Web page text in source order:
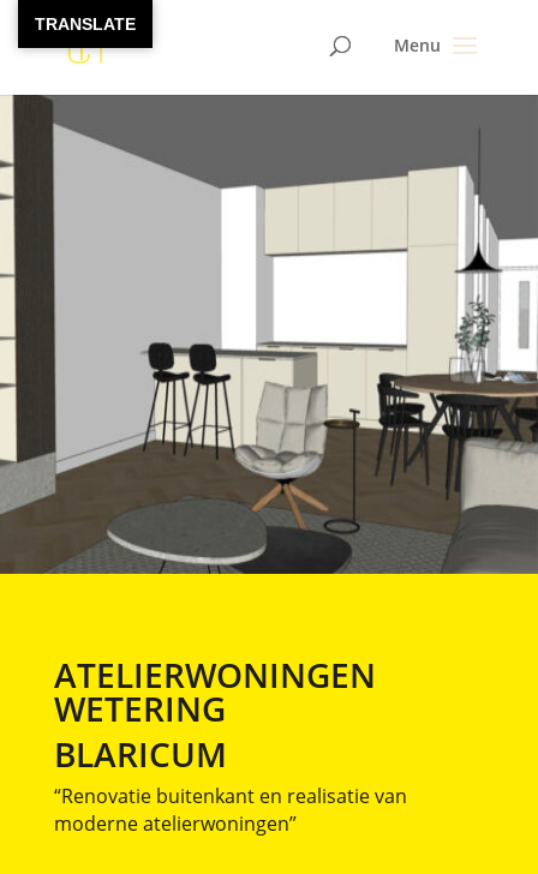
ATELIERWONINGEN
WETERING
BLARICUM
“Renovatie buitenkant en realisatie van
moderne atelierwoningen”
TRANSLATE